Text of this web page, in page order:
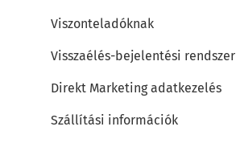
Viszonteladóknak
Visszaélés-bejelentési rendszer
Direkt Marketing adatkezelés
Szállítási információk